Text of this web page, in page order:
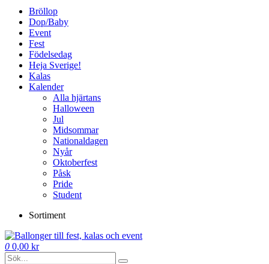
Bröllop
Dop/Baby
Event
Fest
Födelsedag
Heja Sverige!
Kalas
Kalender
Alla hjärtans
Halloween
Jul
Midsommar
Nationaldagen
Nyår
Oktoberfest
Påsk
Pride
Student
Sortiment
0 0,00 kr